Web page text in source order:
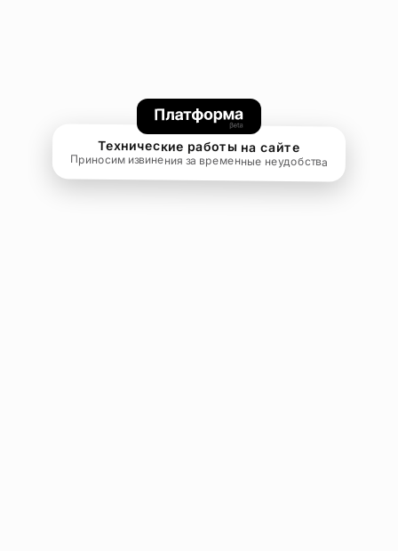
Технические работы на сайте
Приносим извинения за временные неудобства